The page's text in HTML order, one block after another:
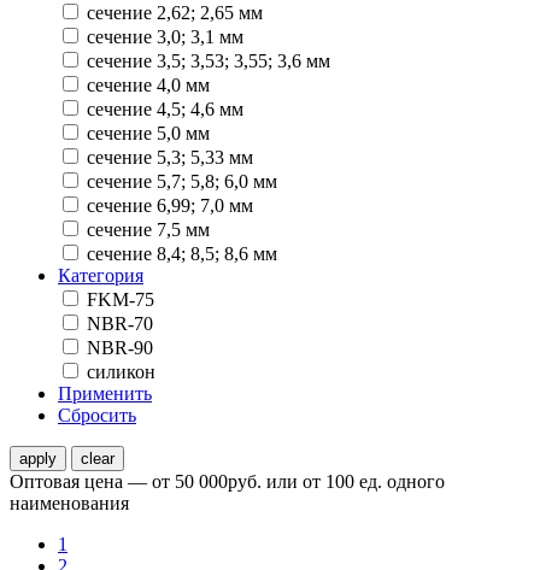
сечение 2,62; 2,65 мм
сечение 3,0; 3,1 мм
сечение 3,5; 3,53; 3,55; 3,6 мм
сечение 4,0 мм
сечение 4,5; 4,6 мм
сечение 5,0 мм
сечение 5,3; 5,33 мм
сечение 5,7; 5,8; 6,0 мм
сечение 6,99; 7,0 мм
сечение 7,5 мм
сечение 8,4; 8,5; 8,6 мм
Категория
FKM-75
NBR-70
NBR-90
силикон
Применить
Сбросить
Оптовая цена — от 50 000руб. или от 100 ед. одного
наименования
1
2